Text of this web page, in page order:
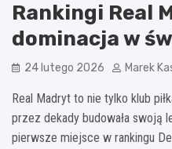
Rankingi Real
dominacja w
24 lutego 2026 Marek
Real Madryt to nie tylko klub
przez dekady budowała swoją
pierwsze miejsce w rankingu